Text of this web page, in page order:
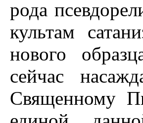
рода
культам
нового
сейчас
Священному